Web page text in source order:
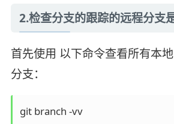
2.检查分支的跟踪的远程分支
首先使用 以下命令查看所有本
分支：
git branch -vv